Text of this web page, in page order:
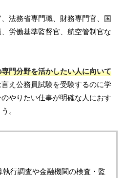
法務省専門職、財務専門官、国
労働基準監督官、航空管制官な
門分野を活かしたい人に向いて
え公務員試験を受験するのに学
やりたい仕事が明確な人におす
。
執行調査や金融機関の検査・監